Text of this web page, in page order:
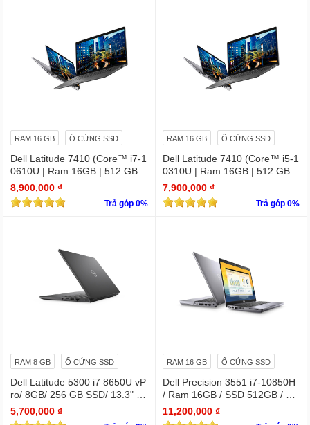
RAM 16 GB Ổ CỨNG SSD
Dell Latitude 7410 (Core™ i7-1
0610U | Ram 16GB | 512 GB S
SD | 14.0inch FHD) 2 in 1 cảm
ứng
8,900,000 ₫
Trả góp 0%
RAM 16 GB Ổ CỨNG SSD
Dell Latitude 7410 (Core™ i5-1
0310U | Ram 16GB | 512 GB S
SD | 14.0inch FHD) 2 in 1 cảm
ứng
7,900,000 ₫
Trả góp 0%
RAM 8 GB Ổ CỨNG SSD
Dell Latitude 5300 i7 8650U vP
ro/ 8GB/ 256 GB SSD/ 13.3" /
Win 10 Pro
5,700,000 ₫
RAM 16 GB Ổ CỨNG SSD
Dell Precision 3551 i7-10850H
/ Ram 16GB / SSD 512GB / Mà
n 15.6″ IPS Full HD 1920×1080
IPS / VGA NVIDIA Quadro P62
11,200,000 ₫